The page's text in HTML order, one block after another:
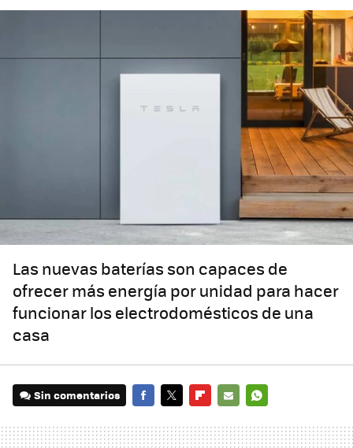
Las nuevas baterías son capaces de
ofrecer más energía por unidad para hacer
funcionar los electrodomésticos de una
casa
Sin comentarios
MAIL